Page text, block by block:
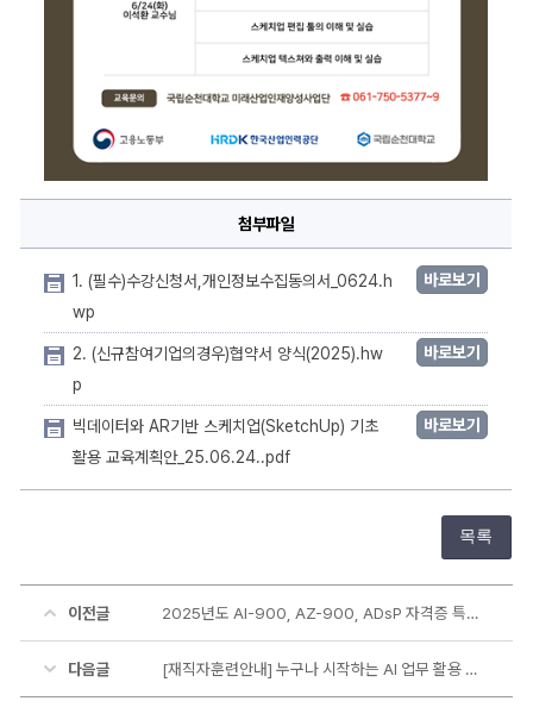
첨부파일
1. (필수)수강신청서,개인정보수집동의서_0624.h
wp
바로보기
2. (신규참여기업의경우)협약서 양식(2025).hw
p
바로보기
빅데이터와 AR기반 스케치업(SketchUp) 기초
활용 교육계획안_25.06.24..pdf
바로보기
목록
이전글 2025년도 AI-900, AZ-900, ADsP 자격증 특강 실시 안내
다음글 [재직자훈련안내] 누구나 시작하는 AI 업무 활용 과정(실전)